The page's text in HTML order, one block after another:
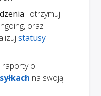
i otrzymuj
oraz
statusy
raporty o
na swoją